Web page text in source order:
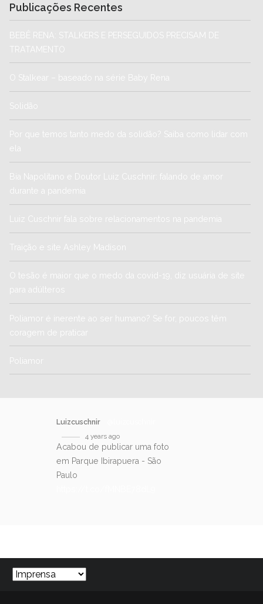
Publicações Recentes
BEBÊ RENA: STALKERS E PERSEGUIDOS PRECISAM DE
TRATAMENTO
O Stalkear – baseado na série Baby Rena
Solidão
Por que temos tanto medo da solidão? Saiba como lidar com
ela
Bia Napolitano e Doutor Luiz Cuschnir: falando de amor
durante a pandemia
Luiz Cuschnir fala sobre relacionamentos na pandemia
Traição e site Ashley Madison
O tesão é maior que o medo da covid-19, diz usuária de site
para adúlteros
Poliamor é inerente ao ser humano? Se for, poucos têm
coragem de praticar
Poliamor
Luizcuschnir
4 years ago
Acabou de publicar uma foto
em Parque Ibirapuera - São
Paulo